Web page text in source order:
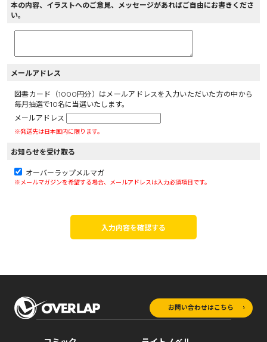
本の内容、イラストへのご意見、メッセージがあればご自由にお書きくださ
い。
メールアドレス
図書カード（1000円分）はメールアドレスを入力いただいた方の中から
毎月抽選で10名に当選いたします。
メールアドレス
※発送先は日本国内に限ります。
お知らせを受け取る
オーバーラップメルマガ
※メールマガジンを希望する場合、メールアドレスは入力必須項目です。
入力内容を確認する
お問い合わせはこちら